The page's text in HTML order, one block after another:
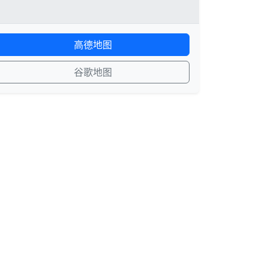
高德地图
谷歌地图